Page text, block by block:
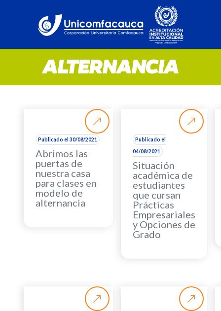
ALTERNANCIA
Publicado el 30/08/2021
Abrimos las
puertas de
nuestra casa
para clases en
modelo de
alternancia
Publicado el
04/08/2021
Situación
académica de
estudiantes
que cursan
Prácticas
Empresariales
y Opciones de
Grado